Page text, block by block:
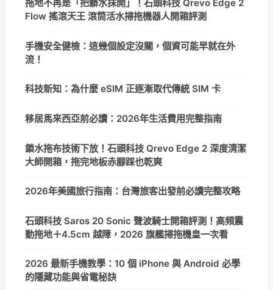
拖地不再是「把髒水抹開」！石頭科技 Qrevo Edge 2
Flow 搖滾天王 滾筒活水掃拖機器人開箱評測
手機安全健檢：這幾個設定沒關，個資可能早就在外
流！
科技新知：為什麼 eSIM 正逐漸取代傳統 SIM 卡
移居馬來西亞前必讀：2026年生活費用完整指南
鎖水拖布技術下放！石頭科技 Qrevo Edge 2 深度清潔
大師開箱，拖完地板赤腳踩也乾爽
2026年美國旅行指南：台灣旅客出發前必讀完整攻略
石頭科技 Saros 20 Sonic 聲波騎士開箱評測！高頻震
動拖地＋4.5cm 越障，2026 旗艦掃拖機皇一次看
2026 最新手機教學：10 個 iPhone 與 Android 必學
的隱藏功能與省電秘訣